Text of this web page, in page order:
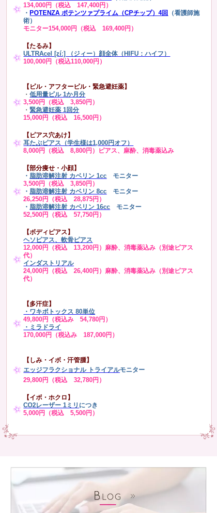
134,000円（税込 147,400円）
・ POTENZA ポテンツァプライム（CPチップ）4回
（看護師施
術）
モニター154,000円（税込 169,400円）
【たるみ】
ULTRAcel [zíː] （ジィー）顔全体（HIFU：ハイフ）
100,000円（税込110,000円）
【ピル・アフターピル・緊急避妊薬】
・低用量ピル 1か月分
3,500円（税込 3,850円）
・緊急避妊薬 1回分
15,000円（税込 16,500円）
【ピアス穴あけ】
耳たぶピアス（学生様は1,000円オフ）
8,000円（税込 8,800円）ピアス、麻酔、消毒薬込み
【部分痩せ・小顔】
・ 脂肪溶解注射 カベリン 1cc モニター
3,500円（税込 3,850円）
・ 脂肪溶解注射 カベリン 8cc モニター
26,250円（税込 28,875円）
・ 脂肪溶解注射 カベリン 16cc
モニター
52,500円（税込 57,750円）
【ボディピアス】
ヘソピアス、軟骨ピアス
12,000円（税込 13,200円）麻酔、消毒薬込み（別途ピアス
代）
インダストリアル
24,000円（税込 26,400円）麻酔、消毒薬込み（別途ピアス
代）
【多汗症】
・ ワキボトックス 80単位
49,800円（税込み 54,780円）
・ミラドライ
170,000円（税込み 187,000円）
【しみ・イボ・汗管腫】
エッジフラクショナル トライアルモニター
29,800円（税込 32,780円）
【イボ・ホクロ】
CO2レーザー 1ミリ につき
5,000円（税込 5,500円）